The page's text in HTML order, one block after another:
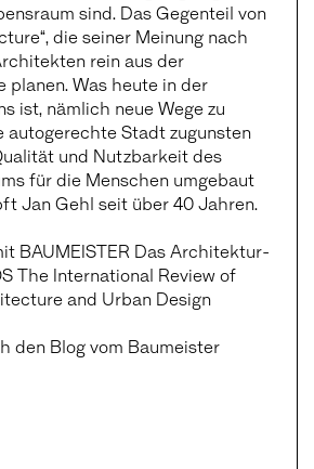
sind. Das Gegenteil von
die seiner Meinung nach
rein aus der
planen. Was heute in der
ist, nämlich neue Wege zu
autogerechte Stadt zugunsten
und Nutzbarkeit des
für die Menschen umgebaut
Jan Gehl seit über 40 Jahren.
BAUMEISTER Das Architektur-
The International Review of
and Urban Design
den Blog vom Baumeister